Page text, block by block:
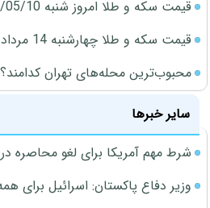
قیمت سکه و طلا امروز شنبه 1405/05/10
قیمت سکه و طلا چهارشنبه 14 مرداد 1405
محبوب‌ترین محله‌های تهران کدامند؟
سایر خبرها
شرط مهم آمریکا برای لغو محاصره
وزیر دفاع پاکستان: اسرائیل